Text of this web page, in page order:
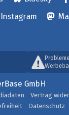
Instagram
GmbH
Vertrag
Datenschutz